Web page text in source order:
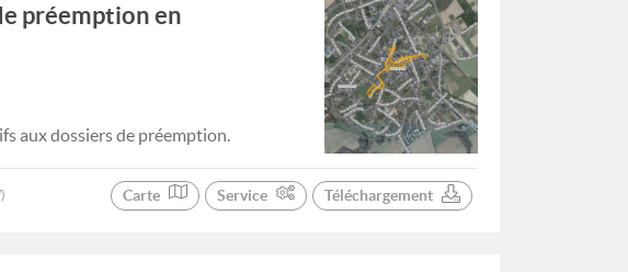
préemption en
aux dossiers de préemption.
Carte Service Téléchargement